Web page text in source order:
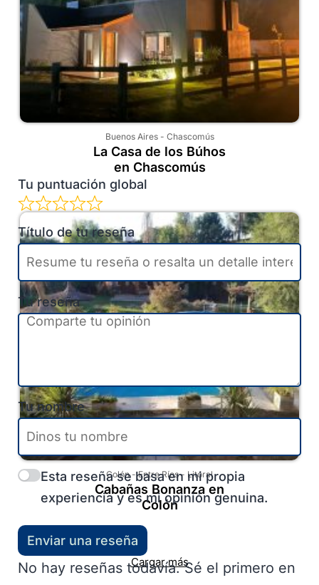
Buenos Aires- Chascomús
La Casa de los Búhos
en Chascomús
Colón-Entre Ríos- Litoral
Cabañas Bonanza en
Colón
Cargar más
Tu puntuación global
Título de tu reseña
Tu reseña
Tu nombre
Esta reseña se basa en mi propia
experiencia y es mi opinión genuina.
Enviar una reseña
No hay reseñas todavía. Sé el primero en